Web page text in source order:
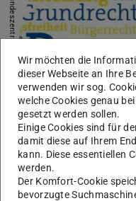
Bild: Bundeszentrale für politische BildungWir möchten die
dieser Webseite an Ihre
verwenden wir sog.
welche Cookies genau
gesetzt werden sollen.
Einige Cookies sind für
damit diese auf Ihrem
kann. Diese essentiellen
werden.
Der Komfort-Cookie
bevorzugte